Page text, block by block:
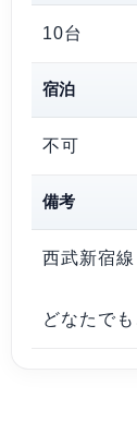
10台
宿泊
不可
備考
西武新宿
どなたで